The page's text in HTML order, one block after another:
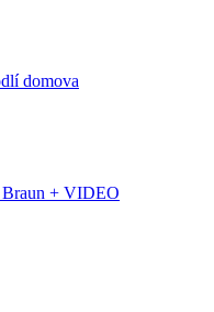
domova
Braun + VIDEO